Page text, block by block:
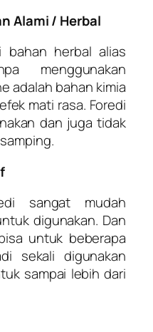
Alami / Herbal
bahan herbal alias
menggunakan
adalah bahan kimia
mati rasa. Foredi
dan juga tidak
sangat mudah
digunakan. Dan
untuk beberapa
sekali digunakan
sampai lebih dari